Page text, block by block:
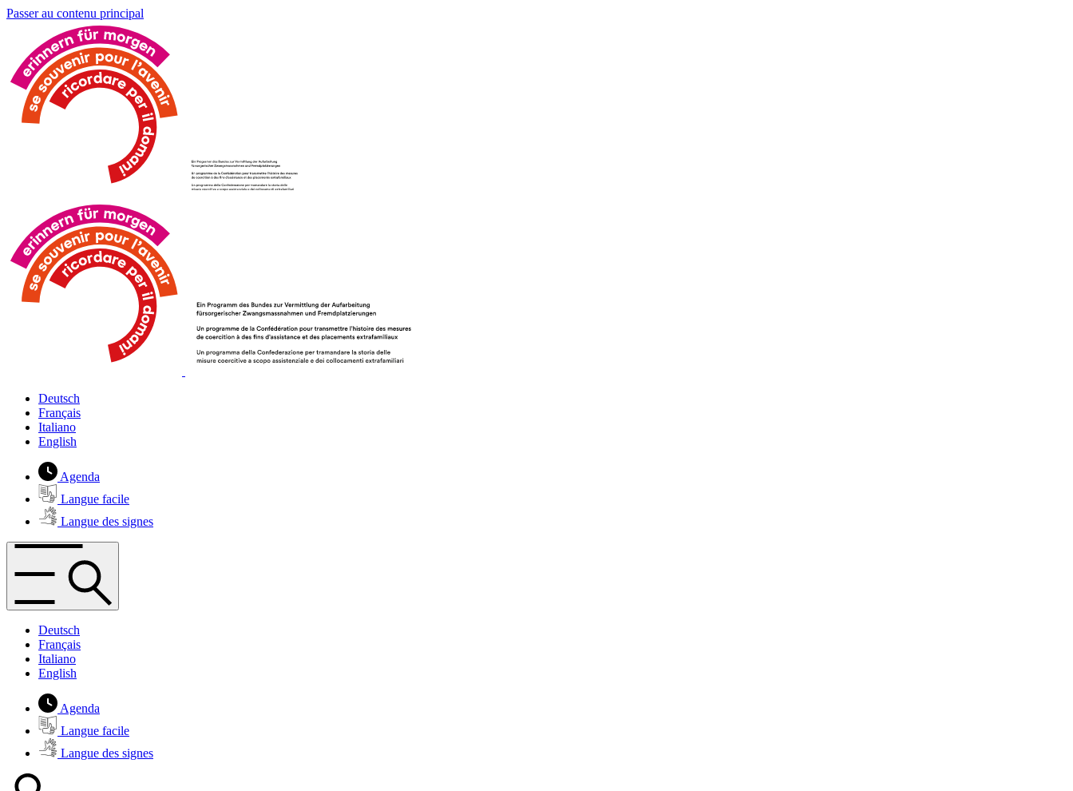
Passer au contenu principal
Deutsch
Français
Italiano
English
Agenda
Langue facile
Langue des signes
Deutsch
Français
Italiano
English
Agenda
Langue facile
Langue des signes